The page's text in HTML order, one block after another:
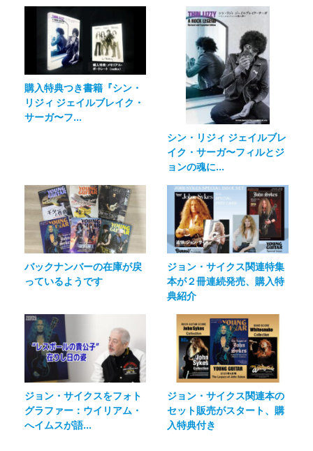
購入特典つき書籍『シン・
リジィ ジェイルブレイク・
サーガ〜フ...
シン・リジィ ジェイルブレ
イク・サーガ〜フィルとジ
ョンの魂に...
バックナンバーの在庫が戻
っているようです
ジョン・サイクス関連特集
本が２冊連続発売、購入特
典紹介
ジョン・サイクスをフォト
グラファー：ウイリアム・
へイムスが語...
ジョン・サイクス関連本の
セット販売がスタート、購
入特典付き